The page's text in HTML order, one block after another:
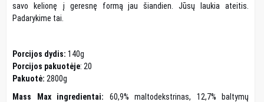
savo kelionę į geresnę formą jau šiandien. Jūsų laukia ateitis.
Padarykime tai.
Porcijos dydis: 140g
Porcijos pakuotėje: 20
Pakuotė: 2800g
Mass Max ingredientai: 60,9% maltodekstrinas, 12,7% baltymų